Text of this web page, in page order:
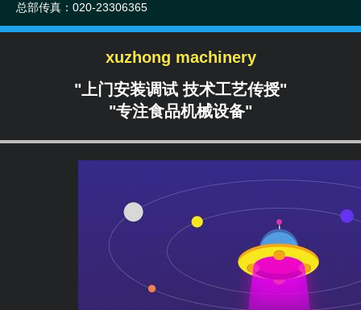
总部传真：020-23306365
xuzhong machinery
"上门安装调试 技术工艺传授"
"专注食品机械设备"